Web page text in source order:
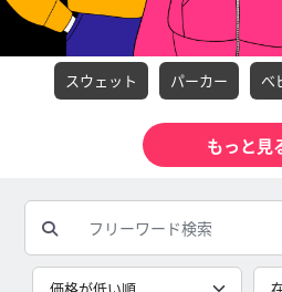
スウェット パーカー べ